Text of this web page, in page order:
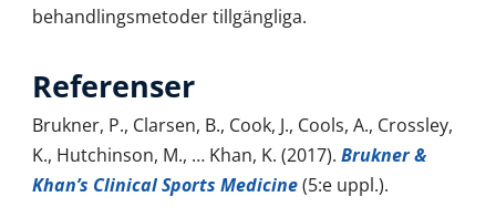
behandlingsmetoder tillgängliga.
Referenser
Brukner, P., Clarsen, B., Cook, J., Cools, A., Crossley,
K., Hutchinson, M., … Khan, K. (2017).Brukner &
Khan’s Clinical Sports Medicine(5:e uppl.).